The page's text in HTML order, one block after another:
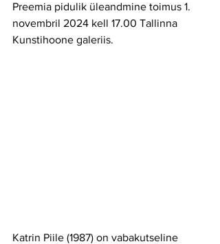
Preemia pidulik üleandmine toimus 1.
novembril 2024 kell 17.00 Tallinna
Kunstihoone galeriis.
Katrin Piile (1987) on vabakutseline